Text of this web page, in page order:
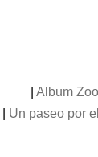
Album
Un paseo por